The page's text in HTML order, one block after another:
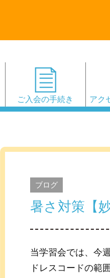
ご入会の手続き アク
ブログ
暑さ対策【
当学習会では、今
ドレスコードの範